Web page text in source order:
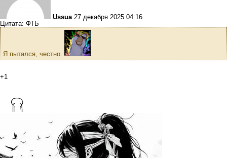
Ussua 27 декабря 2025 04:16
Цитата: ФТБ
Я пытался, честно.
+1